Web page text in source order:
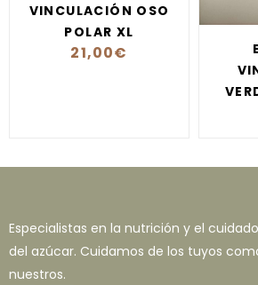
VINCULACIÓN OSO
POLAR XL
21,00€
Especialistas en la nutrición y el
del azúcar. Cuidamos de los tuyos
nuestros.